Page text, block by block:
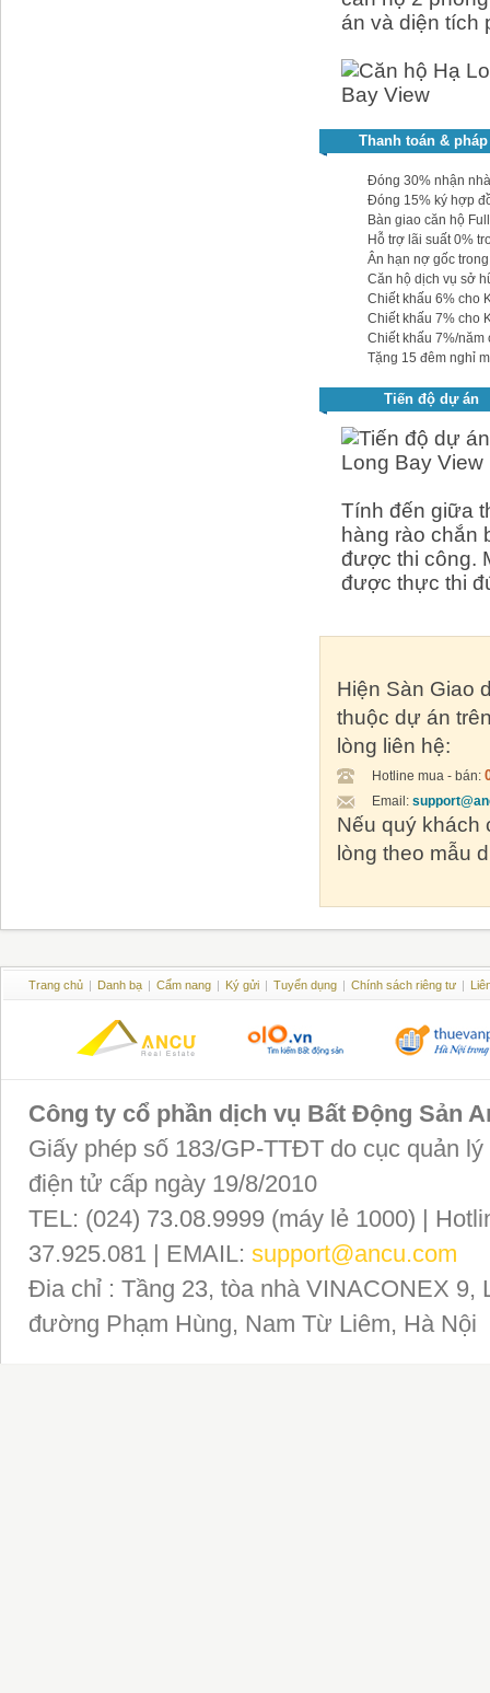
án và diện tích
Thanh toán &
Đóng 30% nhận
Đóng 15% ký hợp
Bàn giao căn hộ
Hỗ trợ lãi suất 0%
Ân hạn nợ gốc
Căn hộ dịch vụ sở
Chiết khấu 6% cho
Chiết khấu 7% cho
Chiết khấu 7%/năm
Tặng 15 đêm nghỉ
Tiến độ dự án
Tính đến giữa
hàng rào chắn
được thi công.
được thực thi
Hiện Sàn Giao
thuộc dự án
lòng liên hệ:
Hotline mua - bán:
Email:
Nếu quý khách
lòng theo mẫu
Trang chủ | Danh bạ | Cẩm nang | Ký gửi | Tuyển dụng | Chính sách riêng tư |
Công ty cổ phần dịch vụ Bất Động Sản
Giấy phép số 183/GP-TTĐT do cục quản
điện tử cấp ngày 19/8/2010
TEL: (024) 73.08.9999 (máy lẻ 1000) |
37.925.081 | EMAIL: support@ancu.com
Đia chỉ : Tầng 23, tòa nhà VINACONEX 9,
đường Phạm Hùng, Nam Từ Liêm, Hà Nội